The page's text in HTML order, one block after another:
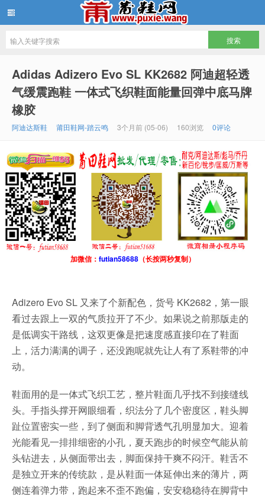
Adidas Adizero Evo SL KK2682 阿迪超轻透
气缓震跑鞋 一体式飞织鞋面能量回弹中底马牌
橡胶
阿迪达斯鞋 莆田鞋网-踏云鸣 3个月前 (05-06) 160浏览 0评论
加微信： futian58688（长按两秒复制）
Adizero Evo SL 又来了个新配色，货号 KK2682，第一眼
看过去跟上一双的气质拉开了不少。如果说之前那版走的
是低调实干路线，这双更像是把速度感直接印在了鞋面
上，活力满满的调子，还没跑呢就先让人有了系鞋带的冲
动。
鞋面用的是一体式飞织工艺，整片鞋面几乎找不到接缝线
头。手指头撑开网眼细看，织法分了几个密度区，鞋头脚
趾位置密实一些，到了侧面和脚背透气孔明显加大。迎着
光能看见一排排细密的小孔，夏天跑步的时候空气能从前
头钻进去，从侧面带出去，脚面保持干爽不闷汗。鞋舌不
是独立开来的传统款，是从鞋面一体延伸出来的薄片，两
侧连着弹力带，跑起来不歪不跑偏，安安稳稳待在脚背中